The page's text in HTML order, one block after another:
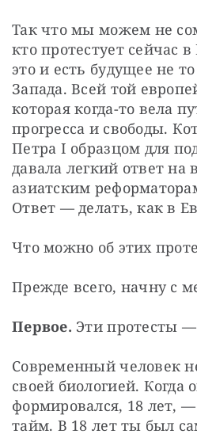
Так что мы можем не
кто протестует сейчас
это и есть будущее не
Запада. Всей той
которая когда-то вела
прогресса и свободы.
Петра I образцом для
давала легкий ответ
азиатским
Ответ — делать, как в
Что можно об этих
Прежде всего, начну с
Первое. Эти протесты
Современный человек
своей биологией. Когда
формировался, 18 лет,
тайм. В 18 лет ты был